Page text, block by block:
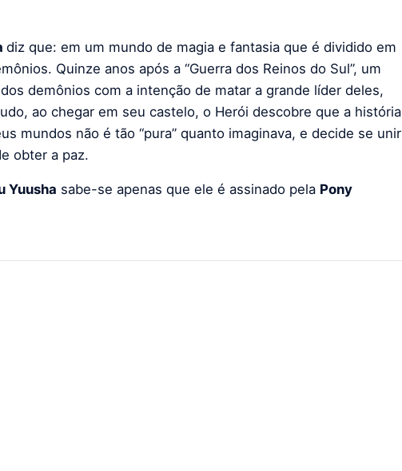
diz que: em um mundo de magia e fantasia que é dividido em
Quinze anos após a “Guerra dos Reinos do Sul”, um
demônios com a intenção de matar a grande líder deles,
ao chegar em seu castelo, o Herói descobre que a história
mundos não é tão “pura” quanto imaginava, e decide se unir
obter a paz.
Yuusha sabe-se apenas que ele é assinado pela Pony